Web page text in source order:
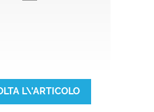
L\'ARTICOLO